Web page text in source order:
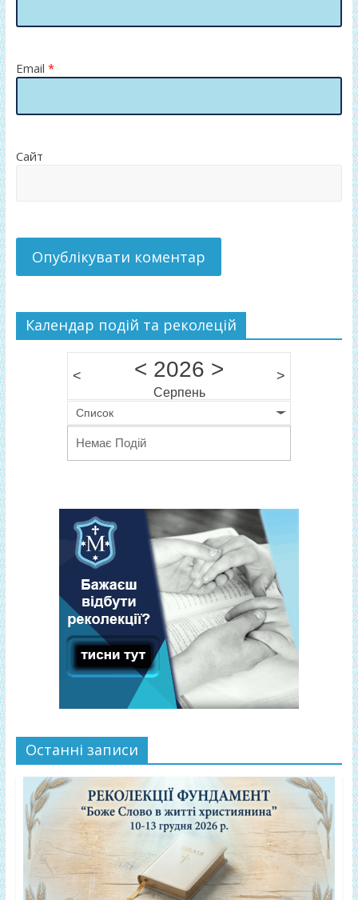
Email *
Сайт
Календар подій та реколецій
< < 2026 >
Серпень
>
Список
Немає Подій
Останні записи